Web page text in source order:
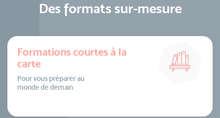
Des formats sur-mesure
Formations courtes à la
carte
Pour vous préparer au
monde de demain